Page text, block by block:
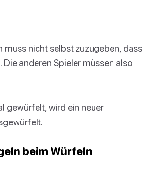
muss nicht selbst zuzugeben, dass
Die anderen Spieler müssen also
gewürfelt, wird ein neuer
beim Würfeln